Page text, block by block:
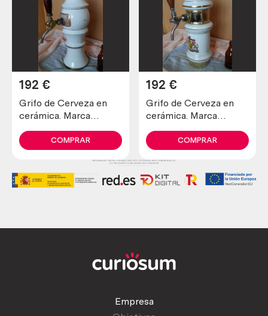
Grifo de Cerveza en
cerámica. Marca
192 €
COMPRAR
Grifo de Cerveza en
cerámica. Marca
192 €
COMPRAR
Empresa